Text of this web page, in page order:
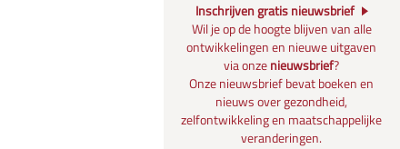
Inschrijven gratis nieuwsbrief
Wil je op de hoogte blijven van alle
ontwikkelingen en nieuwe uitgaven
via onzenieuwsbrief?
Onze nieuwsbrief bevat boeken en
nieuws over gezondheid,
zelfontwikkeling en maatschappelijke
veranderingen.